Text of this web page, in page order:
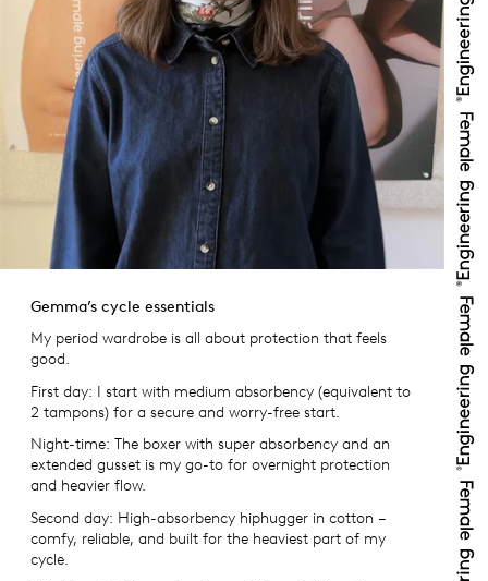
Gemma’s cycle essentials
My period wardrobe is all about protection that feels
good.
First day: I start with medium absorbency (equivalent to
2 tampons) for a secure and worry-free start.
Night-time: The boxer with super absorbency and an
extended gusset is my go-to for overnight protection
and heavier flow.
Second day: High-absorbency hiphugger in cotton –
comfy, reliable, and built for the heaviest part of my
cycle.